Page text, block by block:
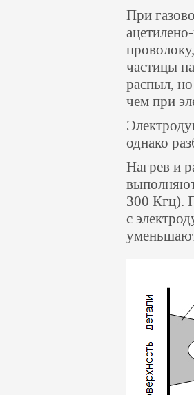
При
частицы
распыл,
чем при
однако
Нагрев и
300 Кгц).
с